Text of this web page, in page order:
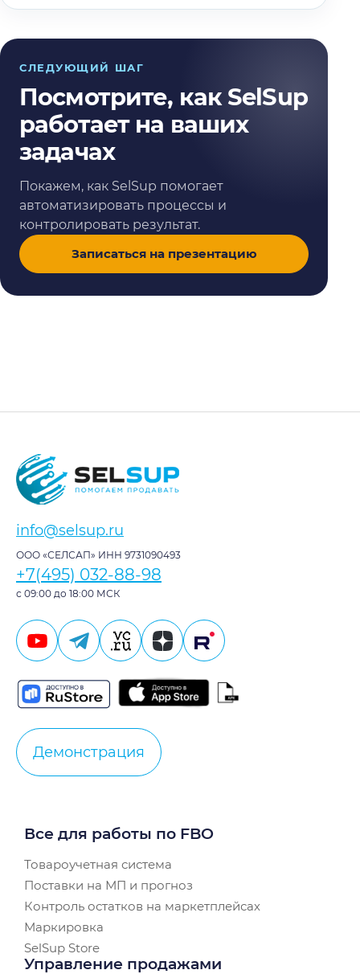
СЛЕДУЮЩИЙ ШАГ
Посмотрите, как SelSup
работает на ваших
задачах
Покажем, как SelSup помогает
автоматизировать процессы и
контролировать результат.
Записаться на презентацию
info@selsup.ru
ООО «СЕЛСАП» ИНН 9731090493
+7(495) 032-88-98
с 09:00 до 18:00 МСК
Демонстрация
Все для работы по FBO
Товароучетная система
Поставки на МП и прогноз
Контроль остатков на маркетплейсах
Маркировка
SelSup Store
Управление продажами